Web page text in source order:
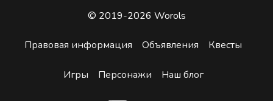
© 2019-2026 Worols
Правовая информация Объявления Квесты
Игры Персонажи Наш блог